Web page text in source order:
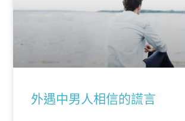
外遇中男人相信的謊言